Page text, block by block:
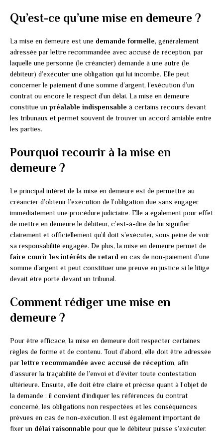
Qu’est-ce qu’une mise en demeure ?
La mise en demeure est une demande formelle, généralement
adressée par lettre recommandée avec accusé de réception, par
laquelle une personne (le créancier) demande à une autre (le
débiteur) d’exécuter une obligation qui lui incombe. Elle peut
concerner le paiement d’une somme d’argent, l’exécution d’un
contrat ou encore le respect d’un délai. La mise en demeure
constitue un préalable indispensable à certains recours devant
les tribunaux et permet souvent de trouver un accord amiable entre
les parties.
Pourquoi recourir à la mise en
demeure ?
Le principal intérêt de la mise en demeure est de permettre au
créancier d’obtenir l’exécution de l’obligation due sans engager
immédiatement une procédure judiciaire. Elle a également pour effet
de mettre en demeure le débiteur, c’est-à-dire de lui signifier
clairement et officiellement qu’il doit s’exécuter, sous peine de voir
sa responsabilité engagée. De plus, la mise en demeure permet de
faire courir les intérêts de retard en cas de non-paiement d’une
somme d’argent et peut constituer une preuve en justice si le litige
devait être porté devant un tribunal.
Comment rédiger une mise en
demeure ?
Pour être efficace, la mise en demeure doit respecter certaines
règles de forme et de contenu. Tout d’abord, elle doit être adressée
par lettre recommandée avec accusé de réception, afin
d’assurer la traçabilité de l’envoi et d’éviter toute contestation
ultérieure. Ensuite, elle doit être claire et précise quant à l’objet de
la demande : il convient d’indiquer les références du contrat
concerné, les obligations non respectées et les conséquences
prévues en cas de non-exécution. Il est également important de
fixer un délai raisonnable pour que le débiteur puisse s’exécuter.